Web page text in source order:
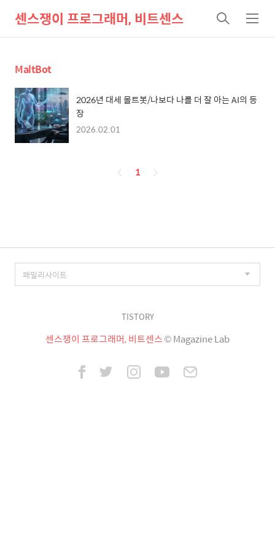
센스쟁이 프로그래머, 비트센스
검
색
메
뉴
MaltBot
2026년 대세 몰트봇/나보다 나를 더 잘 아는 AI의 등
장
2026.02.01
페
1
TISTORY
센스쟁이 프로그래머, 비트센스© Magazine Lab